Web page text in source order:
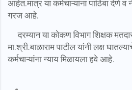
आहेत.मात्र या कर्मचाऱ्यांना पाठिंबा देणे
गरज आहे.
दरम्यान या कोकण विभाग शिक्षक
मा.श्री.बाळाराम पाटील यांनी लक्ष
कर्मचाऱ्यांना न्याय मिळायला हवे आहे.